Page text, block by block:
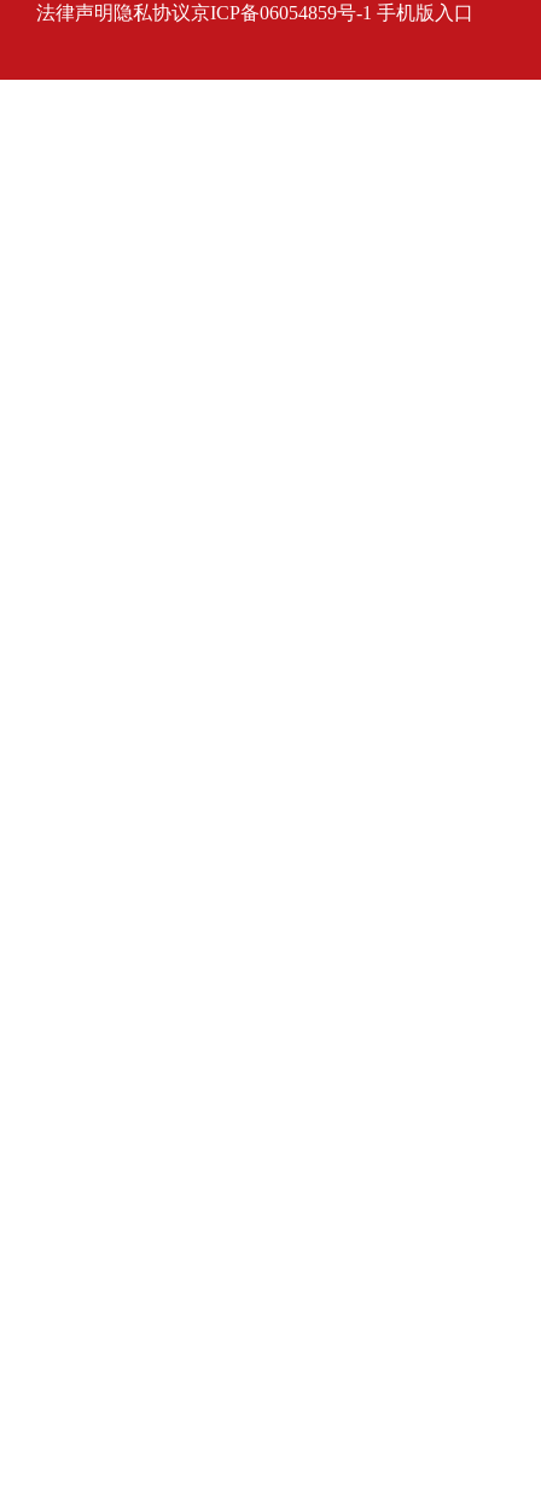
法律声明隐私协议京ICP备06054859号-1 手机版入口